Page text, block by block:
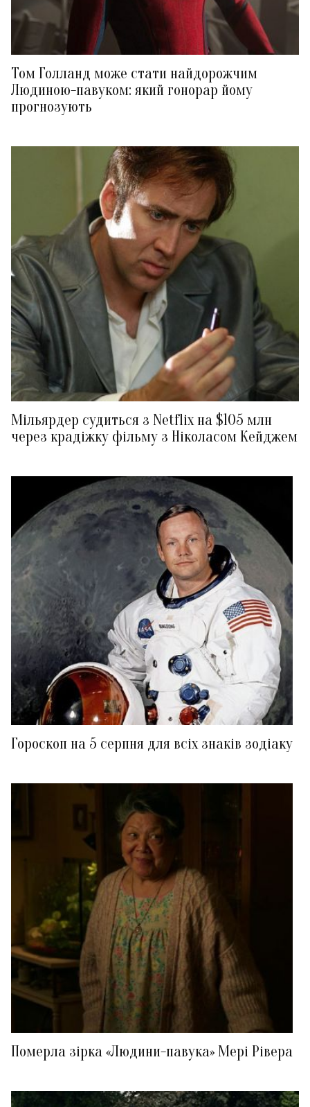
Том Голланд може стати найдорожчим
Людиною-павуком: який гонорар йому
прогнозують
Мільярдер судиться з Netflix на $105 млн
через крадіжку фільму з Ніколасом Кейджем
Гороскоп на 5 серпня для всіх знаків зодіаку
Померла зірка «Людини-павука» Мері Рівера